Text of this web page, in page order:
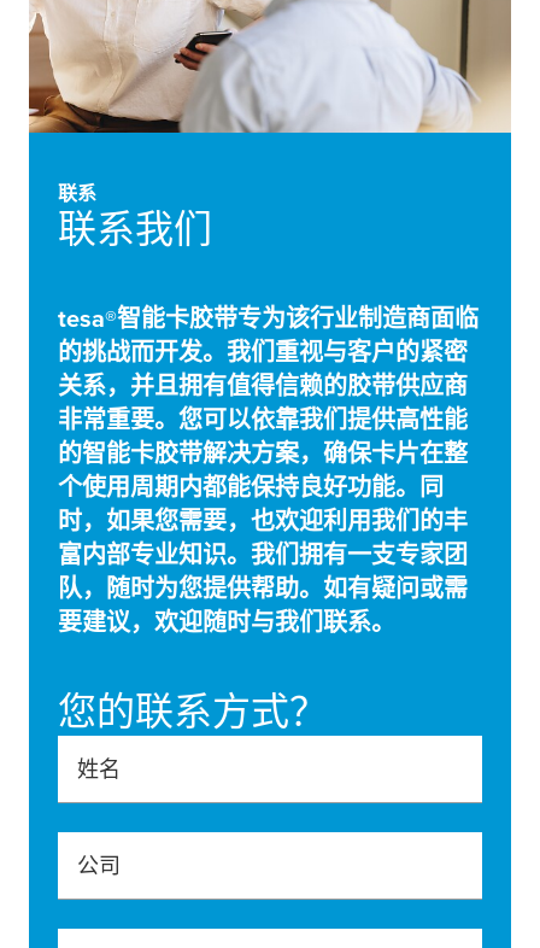
联系
联系我们
tesa®智能卡胶带专为该行业制造商面临
的挑战而开发。我们重视与客户的紧密
关系，并且拥有值得信赖的胶带供应商
非常重要。您可以依靠我们提供高性能
的智能卡胶带解决方案，确保卡片在整
个使用周期内都能保持良好功能。同
时，如果您需要，也欢迎利用我们的丰
富内部专业知识。我们拥有一支专家团
队，随时为您提供帮助。如有疑问或需
要建议，欢迎随时与我们联系。
您的联系方式？
姓名
公司